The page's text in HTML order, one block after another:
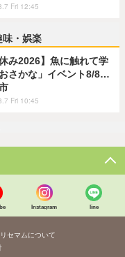
Fri 12:45
味・娯楽
休み2026】魚に触れて学
さかな」イベント8/8…
Fri 10:45
Instagram line
リセマムについて